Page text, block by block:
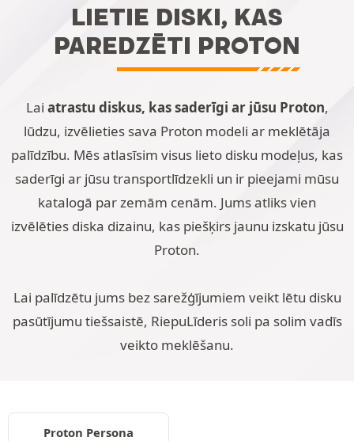
LIETIE DISKI, KAS
PAREDZĒTI PROTON
Lai atrastu diskus, kas saderīgi ar jūsu Proton,
lūdzu, izvēlieties sava Proton modeli ar meklētāja
palīdzību. Mēs atlasīsim visus lieto disku modeļus, kas
saderīgi ar jūsu transportlīdzekli un ir pieejami mūsu
katalogā par zemām cenām. Jums atliks vien
izvēlēties diska dizainu, kas piešķirs jaunu izskatu jūsu
Proton.
Lai palīdzētu jums bez sarežģījumiem veikt lētu disku
pasūtījumu tiešsaistē, RiepuLīderis soli pa solim vadīs
veikto meklēšanu.
Proton Persona